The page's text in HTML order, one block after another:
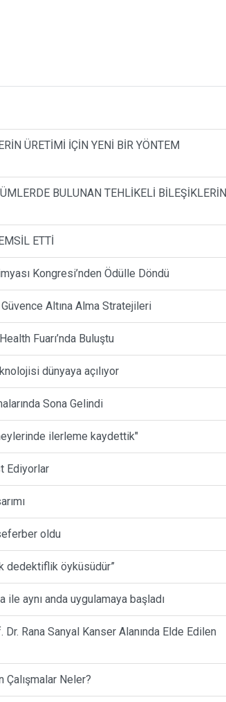
ÜRETİMİ İÇİN YENİ BİR YÖNTEM
BULUNAN TEHLİKELİ BİLEŞİKLERİN
ETTİ
Kongresi’nden Ödülle Döndü
Altına Alma Stratejileri
Fuarı’nda Buluştu
dünyaya açılıyor
Sona Gelindi
ilerleme kaydettik"
Ediyorlar
oldu
dedektiflik öyküsüdür”
aynı anda uygulamaya başladı
Rana Sanyal Kanser Alanında Elde Edilen
Neler?